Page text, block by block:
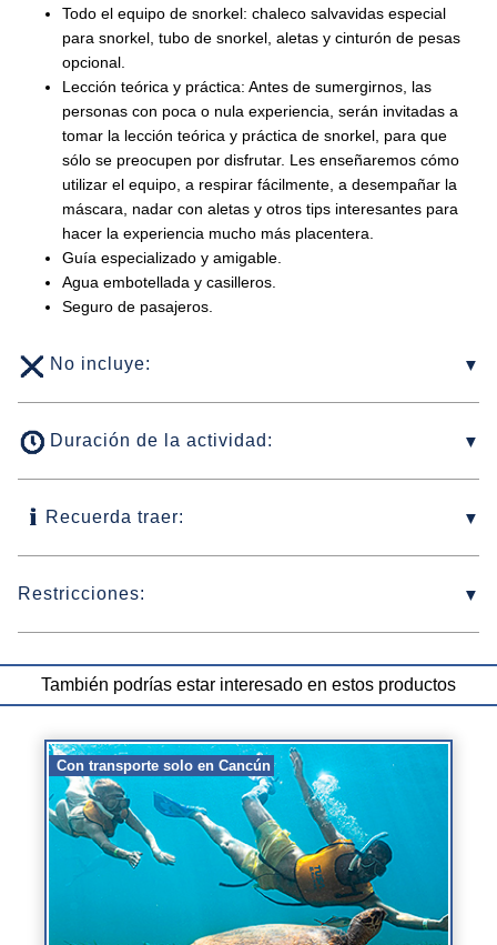
Todo el equipo de snorkel: chaleco salvavidas especial
para snorkel, tubo de snorkel, aletas y cinturón de pesas
opcional.
Lección teórica y práctica: Antes de sumergirnos, las
personas con poca o nula experiencia, serán invitadas a
tomar la lección teórica y práctica de snorkel, para que
sólo se preocupen por disfrutar. Les enseñaremos cómo
utilizar el equipo, a respirar fácilmente, a desempañar la
máscara, nadar con aletas y otros tips interesantes para
hacer la experiencia mucho más placentera.
Guía especializado y amigable.
Agua embotellada y casilleros.
Seguro de pasajeros.
No incluye:
Duración de la actividad:
Recuerda traer:
Restricciones:
También podrías estar interesado en estos productos
Con transporte solo en Cancún